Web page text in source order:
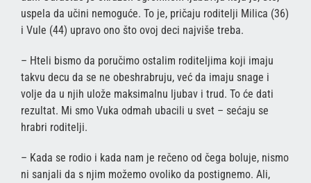
uspela da učini nemoguće. To je, pričaju roditelji Milica (36)
i Vule (44) upravo ono što ovoj deci najviše treba.
– Hteli bismo da poručimo ostalim roditeljima koji imaju
takvu decu da se ne obeshrabruju, već da imaju snage i
volje da u njih ulože maksimalnu ljubav i trud. To će dati
rezultat. Mi smo Vuka odmah ubacili u svet – sećaju se
hrabri roditelji.
– Kada se rodio i kada nam je rečeno od čega boluje, nismo
ni sanjali da s njim možemo ovoliko da postignemo. Ali,